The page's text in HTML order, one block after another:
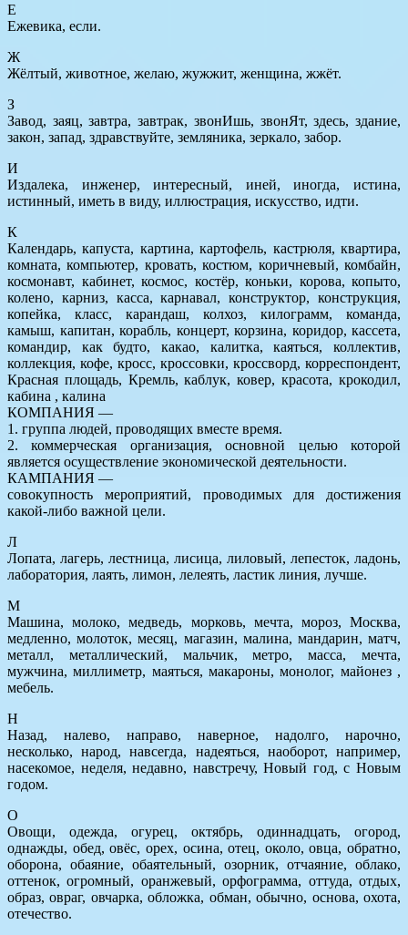
Е
Ежевика, если.
Ж
Жёлтый, животное, желаю, жужжит, женщина, жжёт.
З
Завод, заяц, завтра, завтрак, звонИшь, звонЯт, здесь, здание,
закон, запад, здравствуйте, земляника, зеркало, забор.
И
Издалека, инженер, интересный, иней, иногда, истина,
истинный, иметь в виду, иллюстрация, искусство, идти.
К
Календарь, капуста, картина, картофель, кастрюля, квартира,
комната, компьютер, кровать, костюм, коричневый, комбайн,
космонавт, кабинет, космос, костёр, коньки, корова, копыто,
колено, карниз, касса, карнавал, конструктор, конструкция,
копейка, класс, карандаш, колхоз, килограмм, команда,
камыш, капитан, корабль, концерт, корзина, коридор, кассета,
командир, как будто, какао, калитка, каяться, коллектив,
коллекция, кофе, кросс, кроссовки, кроссворд, корреспондент,
Красная площадь, Кремль, каблук, ковер, красота, крокодил,
кабина , калина
КОМПАНИЯ —
1. группа людей, проводящих вместе время.
2. коммерческая организация, основной целью которой
является осуществление экономической деятельности.
КАМПАНИЯ —
совокупность мероприятий, проводимых для достижения
какой-либо важной цели.
Л
Лопата, лагерь, лестница, лисица, лиловый, лепесток, ладонь,
лаборатория, лаять, лимон, лелеять, ластик линия, лучше.
М
Машина, молоко, медведь, морковь, мечта, мороз, Москва,
медленно, молоток, месяц, магазин, малина, мандарин, матч,
металл, металлический, мальчик, метро, масса, мечта,
мужчина, миллиметр, маяться, макароны, монолог, майонез ,
мебель.
Н
Назад, налево, направо, наверное, надолго, нарочно,
несколько, народ, навсегда, надеяться, наоборот, например,
насекомое, неделя, недавно, навстречу, Новый год, с Новым
годом.
О
Овощи, одежда, огурец, октябрь, одиннадцать, огород,
однажды, обед, овёс, орех, осина, отец, около, овца, обратно,
оборона, обаяние, обаятельный, озорник, отчаяние, облако,
оттенок, огромный, оранжевый, орфограмма, оттуда, отдых,
образ, овраг, овчарка, обложка, обман, обычно, основа, охота,
отечество.